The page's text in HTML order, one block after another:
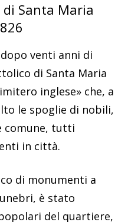
Santa Maria
venti anni di
di Santa Maria
inglese» che, a
le spoglie di nobili,
comune, tutti
in città.
di monumenti a
è stato
del quartiere,